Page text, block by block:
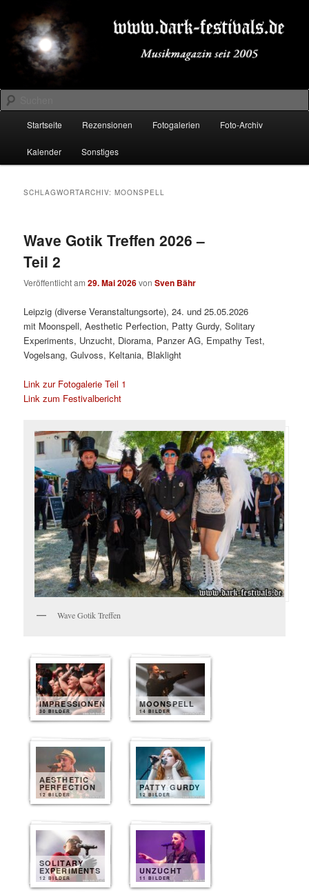
primären
Inhalt
springen
sekundären
Inhalt
springenDARK-FESTIVALS.DE
Suchen
Startseite Rezensionen Fotogalerien Foto-Archiv
Kalender Sonstiges
SCHLAGWORTARCHIV:MOONSPELL
Wave Gotik Treffen 2026 –
Teil 2
Veröffentlicht am29. Mai 2026vonSven Bähr
Leipzig (diverse Veranstaltungsorte), 24. und 25.05.2026
mit Moonspell, Aesthetic Perfection, Patty Gurdy, Solitary
Experiments, Unzucht, Diorama, Panzer AG, Empathy Test,
Vogelsang, Gulvoss, Keltania, Blaklight
Link zur Fotogalerie Teil 1
Link zum Festivalbericht
Wave Gotik Treffen
IMPRESSIONEN
30 BILDER
MOONSPELL
14 BILDER
AESTHETIC
PERFECTION
12 BILDER
PATTY GURDY
12 BILDER
SOLITARY
EXPERIMENTS
12 BILDER
UNZUCHT
11 BILDER